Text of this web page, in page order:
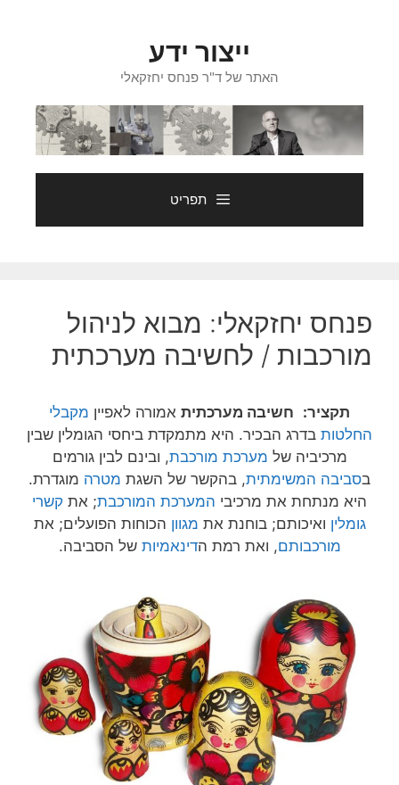
ייצור ידע
האתר של ד"ר פנחס יחזקאלי
תפריט
פנחס יחזקאלי: מבוא לניהול
מורכבות / לחשיבה מערכתית
תקציר: חשיבה מערכתית אמורה לאפיין מקבלי
החלטות בדרג הבכיר. היא מתמקדת ביחסי הגומלין שבין
מרכיביה של מערכת מורכבת, ובינם לבין גורמים
בסביבה המשימתית, בהקשר של השגת מטרה מוגדרת.
היא מנתחת את מרכיבי המערכת המורכבת; את קשרי
גומלין ואיכותם; בוחנת את מגוון הכוחות הפועלים; את
מורכבותם, ואת רמת הדינאמיות של הסביבה.